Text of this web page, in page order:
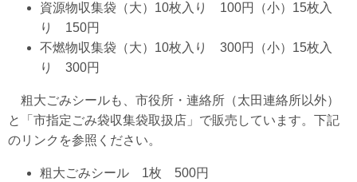
資源物収集袋（大）10枚入り 100円（小）15枚入
り 150円
不燃物収集袋（大）10枚入り 300円（小）15枚入
り 300円
粗大ごみシールも、市役所・連絡所（太田連絡所以外）
と「市指定ごみ袋収集袋取扱店」で販売しています。下記
のリンクを参照ください。
粗大ごみシール 1枚 500円